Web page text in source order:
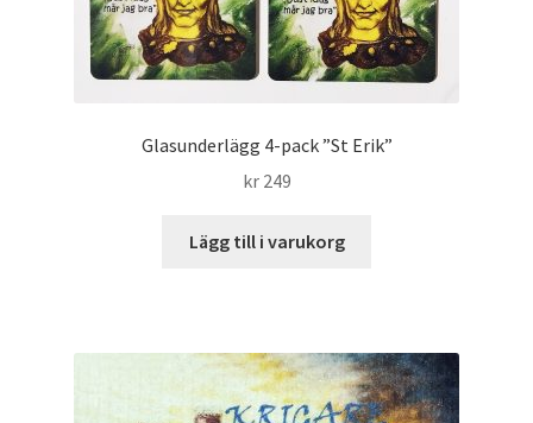
Glasunderlägg 4-pack ”St Erik”
kr249
Lägg till i varukorg